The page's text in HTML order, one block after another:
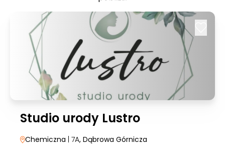
Studio urody Lustro
Chemiczna | 7A, Dąbrowa Górnicza